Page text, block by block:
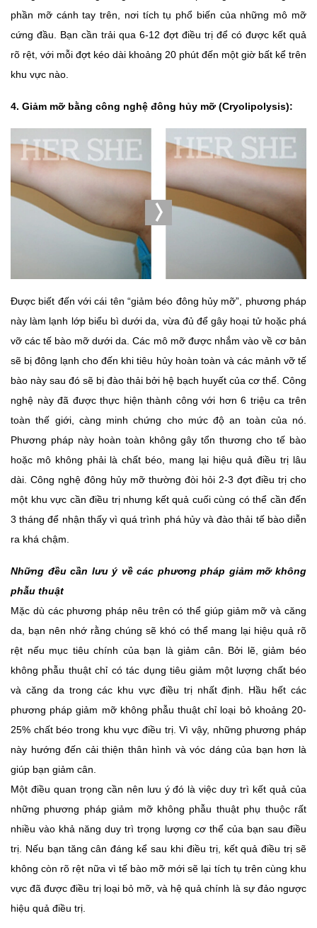
phần mỡ cánh tay trên, nơi tích tụ phổ biến của những mô mỡ
cứng đầu. Bạn cần trải qua 6-12 đợt điều trị để có được kết quả
rõ rệt, với mỗi đợt kéo dài khoảng 20 phút đến một giờ bất kể trên
khu vực nào.
4. Giảm mỡ bằng công nghệ đông hủy mỡ (Cryolipolysis):
Được biết đến với cái tên “giảm béo đông hủy mỡ”, phương pháp
này làm lạnh lớp biểu bì dưới da, vừa đủ để gây hoại tử hoặc phá
vỡ các tế bào mỡ dưới da. Các mô mỡ được nhắm vào về cơ bản
sẽ bị đông lạnh cho đến khi tiêu hủy hoàn toàn và các mảnh vỡ tế
bào này sau đó sẽ bị đào thải bởi hệ bạch huyết của cơ thể. Công
nghệ này đã được thực hiện thành công với hơn 6 triệu ca trên
toàn thế giới, càng minh chứng cho mức độ an toàn của nó.
Phương pháp này hoàn toàn không gây tổn thương cho tế bào
hoặc mô không phải là chất béo, mang lại hiệu quả điều trị lâu
dài. Công nghệ đông hủy mỡ thường đòi hỏi 2-3 đợt điều trị cho
một khu vực cần điều trị nhưng kết quả cuối cùng có thể cần đến
3 tháng để nhận thấy vì quá trình phá hủy và đào thải tế bào diễn
ra khá chậm.
Những đều cần lưu ý về các phương pháp giảm mỡ không
phẫu thuật
Mặc dù các phương pháp nêu trên có thể giúp giảm mỡ và căng
da, bạn nên nhớ rằng chúng sẽ khó có thể mang lại hiệu quả rõ
rệt nếu mục tiêu chính của bạn là giảm cân. Bởi lẽ, giảm béo
không phẫu thuật chỉ có tác dụng tiêu giảm một lượng chất béo
và căng da trong các khu vực điều trị nhất định. Hầu hết các
phương pháp giảm mỡ không phẫu thuật chỉ loại bỏ khoảng 20-
25% chất béo trong khu vực điều trị. Vì vậy, những phương pháp
này hướng đến cải thiện thân hình và vóc dáng của bạn hơn là
giúp bạn giảm cân.
Một điều quan trọng cần nên lưu ý đó là việc duy trì kết quả của
những phương pháp giảm mỡ không phẫu thuật phụ thuộc rất
nhiều vào khả năng duy trì trọng lượng cơ thể của bạn sau điều
trị. Nếu bạn tăng cân đáng kể sau khi điều trị, kết quả điều trị sẽ
không còn rõ rệt nữa vì tế bào mỡ mới sẽ lại tích tụ trên cùng khu
vực đã được điều trị loại bỏ mỡ, và hệ quả chính là sự đảo ngược
hiệu quả điều trị.